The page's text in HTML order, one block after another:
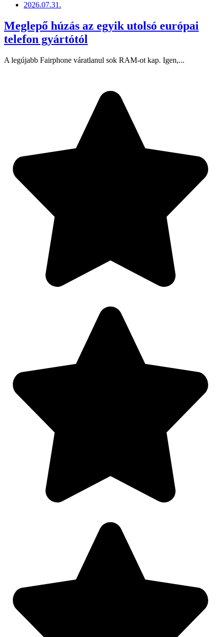
2026.07.31.
Meglepő húzás az egyik utolsó európai
telefon gyártótól
A legújabb Fairphone váratlanul sok RAM-ot kap. Igen,...